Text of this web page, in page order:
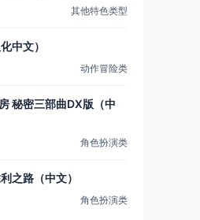
其他特色类型
中文）
动作冒险类
秘密三部曲DX版（中
角色扮演类
之路（中文）
角色扮演类